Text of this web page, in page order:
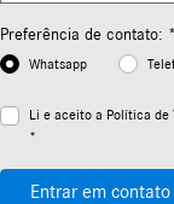
Preferência de contato: *
Whatsapp
Li e aceito a Política de
*
Entrar em contato